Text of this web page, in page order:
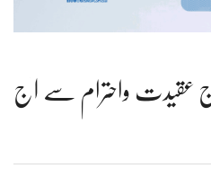
عقیدت واحترام سے آج